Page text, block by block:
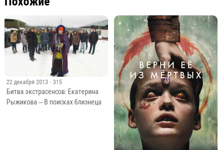
Похожие